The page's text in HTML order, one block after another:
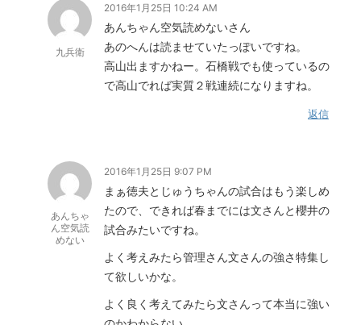
九兵衛
2016年1月25日 10:24 AM
あんちゃん空気読めないさん
あのへんは読ませていたっぽいですね。
高山出ますかねー。石橋戦でも使っているの
で高山でれば実質２戦連続になりますね。
返信
あんちゃ
ん空気読
めない
2016年1月25日 9:07 PM
まぁ徳夫とじゅうちゃんの試合はもう楽しめ
たので、できれば春までには文さんと櫻井の
試合みたいですね。
よく考えみたら管理さん文さんの強さ特集し
て欲しいかな。
よく良く考えてみたら文さんって本当に強い